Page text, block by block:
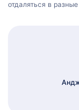
отдаляться в